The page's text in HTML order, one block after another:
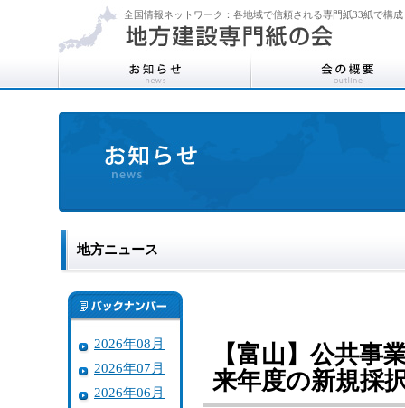
全国情報ネットワーク：各地域で信頼される専門紙33紙で構成
地方ニュース
2026年08月
2026年07月
2026年06月
【富山】公共事
来年度の新規採